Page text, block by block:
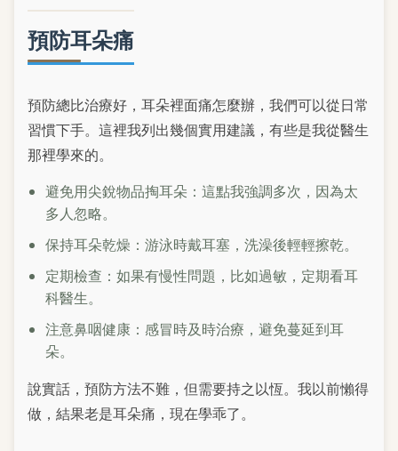
預防耳朵痛
預防總比治療好，耳朵裡面痛怎麼辦，我們可以從日常
習慣下手。這裡我列出幾個實用建議，有些是我從醫生
那裡學來的。
避免用尖銳物品掏耳朵：這點我強調多次，因為太
多人忽略。
保持耳朵乾燥：游泳時戴耳塞，洗澡後輕輕擦乾。
定期檢查：如果有慢性問題，比如過敏，定期看耳
科醫生。
注意鼻咽健康：感冒時及時治療，避免蔓延到耳
朵。
說實話，預防方法不難，但需要持之以恆。我以前懶得
做，結果老是耳朵痛，現在學乖了。